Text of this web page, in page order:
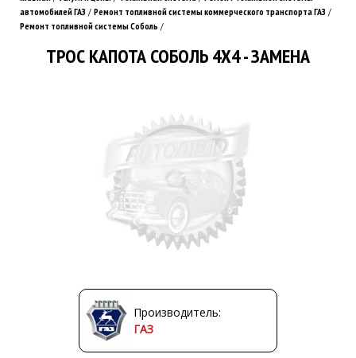
автомобилей ГАЗ / Ремонт топливной системы коммерческого транспорта ГАЗ /
Ремонт топливной системы Соболь /
ТРОС КАПОТА СОБОЛЬ 4Х4 - ЗАМЕНА
Производитель:
ГАЗ